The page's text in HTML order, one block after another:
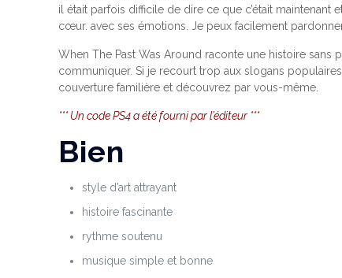
il était parfois difficile de dire ce que c’était maintenant
cœur. avec ses émotions. Je peux facilement
When The Past Was Around raconte une histoire
communiquer. Si je recourt trop aux slogans
couverture familière et découvrez par vous-même.
*** Un code PS4 a été fourni par l’éditeur ***
Bien
style d’art attrayant
histoire fascinante
rythme soutenu
musique simple et bonne